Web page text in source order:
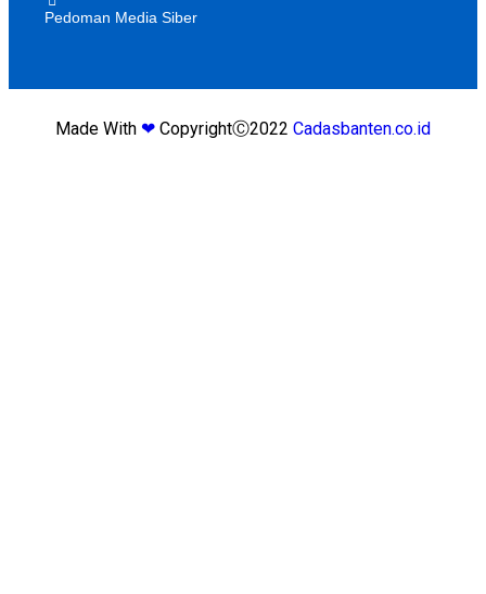
Pedoman Media Siber
Made With ❤ CopyrightⒸ2022 Cadasbanten.co.id